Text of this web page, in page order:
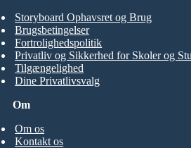
Om
Om os
Kontakt os
Storyboard Ophavsret og Brug
Brugsbetingelser
Fortrolighedspolitik
Privatliv og Sikkerhed for Skoler og
Tilgængelighed
Dine Privatlivsvalg